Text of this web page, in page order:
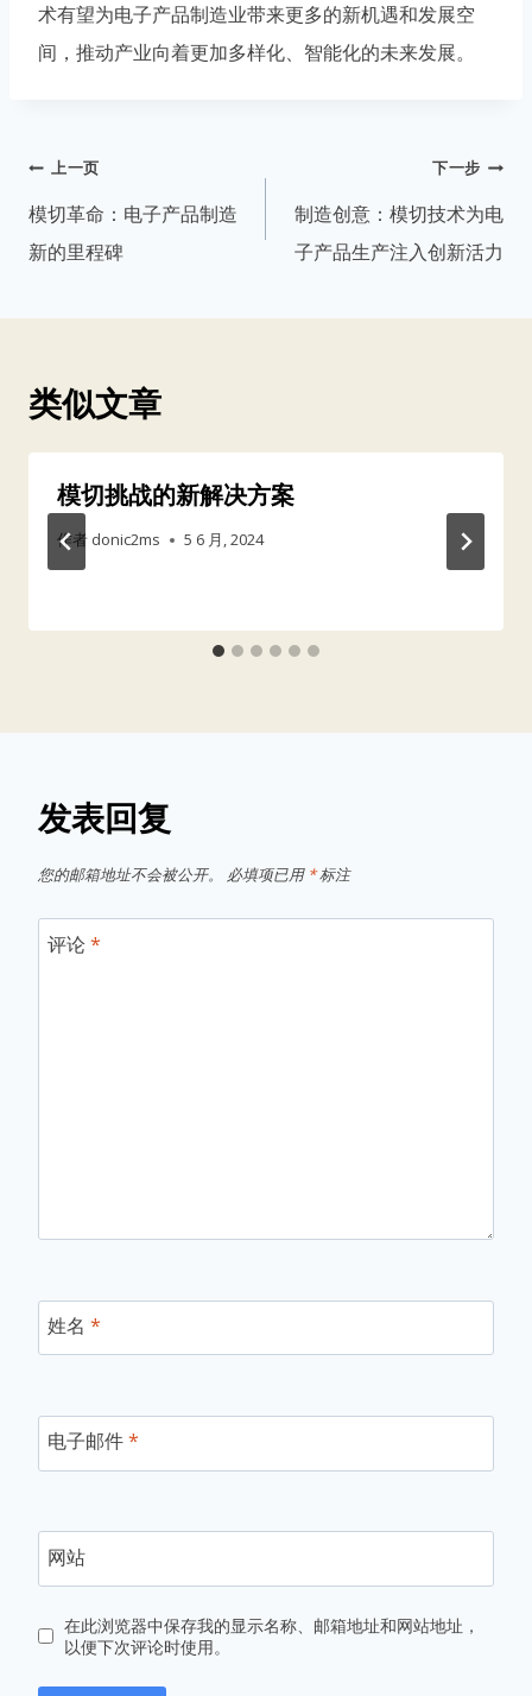
术有望为电子产品制造业带来更多的新机遇和发展空
间，推动产业向着更加多样化、智能化的未来发展。
文
章
导
上一页
模切革命：电子产品制造
新的里程碑
下一步
制造创意：模切技术为电
子产品生产注入创新活力
类似文章
模切挑战的新解决方案
作者 donic2ms 5 6 月, 2024
发表回复
您的邮箱地址不会被公开。 必填项已用 *标注
评论*
姓名 *
电子邮件*
网站
在此浏览器中保存我的显示名称、邮箱地址和网站地址，
以便下次评论时使用。